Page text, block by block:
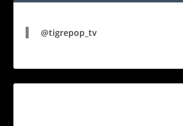
@tigrepop_tv